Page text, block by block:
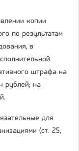
копии
по результатам
в
штрафа на
рублей; на
для
(ст. 25,